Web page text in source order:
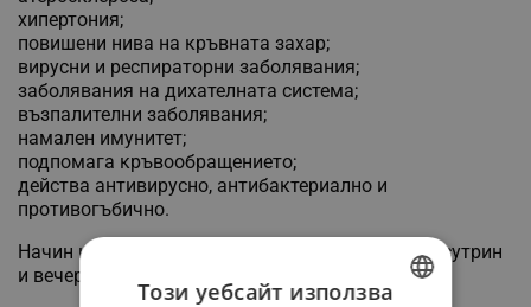
хипертония;
повишени нива на кръвната захар;
вирусни и респираторни заболявания;
заболявания на дихателната система;
възпалителни заболявания;
намален имунитет;
подпомага кръвообращението;
действа антивирусно, антибактериално и
противогъбично.
Начин на употреба: 1-2 капсули дневно, приети сутрин
и вечер преди храна с 200мл вода
Този уебсайт използва